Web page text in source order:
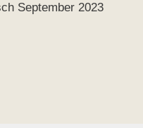
September 2023